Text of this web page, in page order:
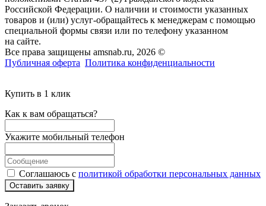
Российской Федерации. О наличии и стоимости указанных
товаров и (или) услуг-обращайтесь к менеджерам с помощью
специальной формы связи или по телефону указанном
на сайте.
Все права защищены amsnab.ru, 2026 ©
Публичная оферта Политика конфиденциальности
Купить в 1 клик
Как к вам обращаться?
Укажите мобильный телефон
Соглашаюсь с политикой обработки персональных данных
Оставить заявку